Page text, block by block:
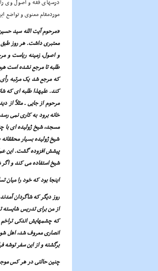
درسهاى فقه و اصول وى را
موردمقام معنوى و تواضع
«مرحوم آیت الله سید
معتبرى داشت. هر روز
و اصول، زمینه ریاست و
طلبه تا مرجع نشده است
که مرجع شد یک مرتبه رأى
کند. علیهذا طلبه اى که
مرحوم از جایى ـ مثلاً
خانه برود به کارى نمى
مسجد، شیخ ژولیده اى
شیخ ژولیده بسیار
پیشش افزوده گشت. این
شیخ استفاده مى کند و
اینجا بود که خود را میان
روز دیگر که شاگردان
از من براى تدریس شایسته
که چشمهایش اندکى
انصارى معروف شد، اهل
برگشته و از این سفر توشه
چنین حالتى در هر کس